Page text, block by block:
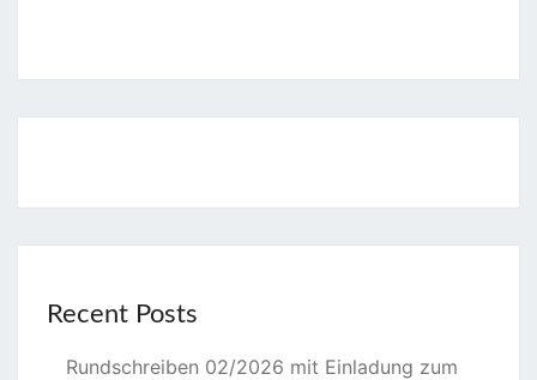
Recent Posts
Rundschreiben 02/2026 mit Einladung zum